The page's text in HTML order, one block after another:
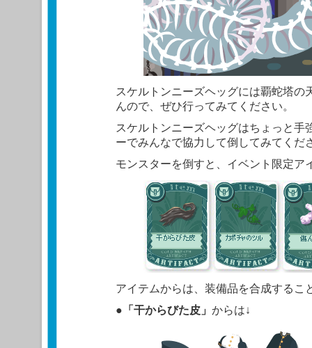
スケルトンニーズヘッグには覇蛇塔の
んので、ぜひ行ってみてください。
スケルトンニーズヘッグはちょっと手
ーでみんなで協力して倒してみてくだ
モンスターを倒すと、イベント限定ア
アイテムからは、装備品を合成するこ
● 「干からびた皮」 からは↓